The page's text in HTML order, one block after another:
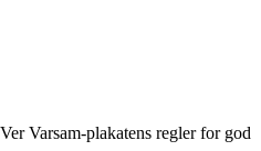
Varsam-plakatens regler for god